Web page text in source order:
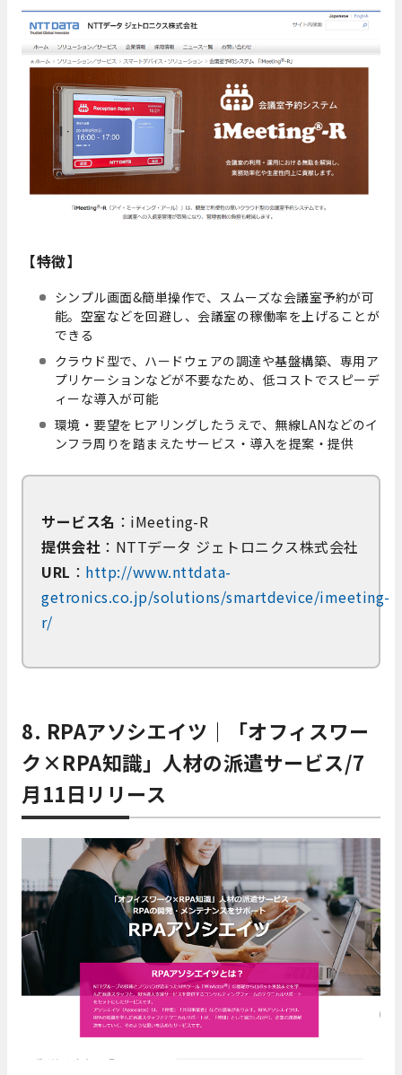
【特徴】
シンプル画面&簡単操作で、スムーズな会議室予約が可
能。空室などを回避し、会議室の稼働率を上げることが
できる
クラウド型で、ハードウェアの調達や基盤構築、専用ア
プリケーションなどが不要なため、低コストでスピーデ
ィーな導入が可能
環境・要望をヒアリングしたうえで、無線LANなどのイ
ンフラ周りを踏まえたサービス・導入を提案・提供
サービス名 ：iMeeting-R
提供会社 ：NTTデータ ジェトロニクス株式会社
URL ： http://www.nttdata-
getronics.co.jp/solutions/smartdevice/imeeting-
r/
8. RPAアソシエイツ｜「オフィスワー
ク×RPA知識」人材の派遣サービス/7
月11日リリース